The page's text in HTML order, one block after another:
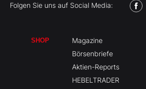
Folgen Sie uns auf Social Media:
SHOP
Magazine
Börsenbriefe
Aktien-Reports
HEBELTRADER